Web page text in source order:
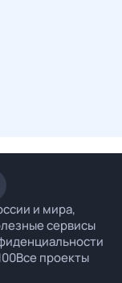
и мира,
сервисы
Все проекты